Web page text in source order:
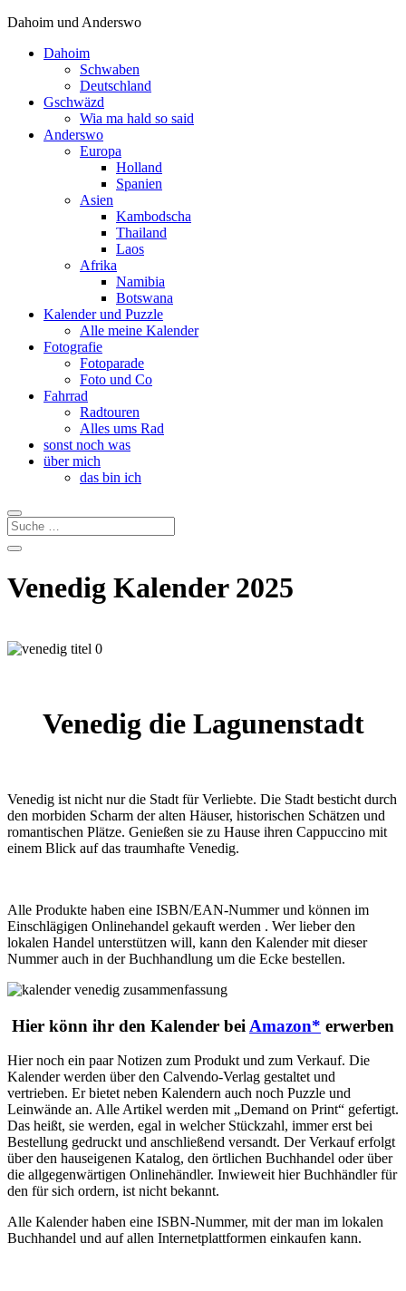
Dahoim und Anderswo
Dahoim
Schwaben
Deutschland
Gschwäzd
Wia ma hald so said
Anderswo
Europa
Holland
Spanien
Asien
Kambodscha
Thailand
Laos
Afrika
Namibia
Botswana
Kalender und Puzzle
Alle meine Kalender
Fotografie
Fotoparade
Foto und Co
Fahrrad
Radtouren
Alles ums Rad
sonst noch was
über mich
das bin ich
Venedig Kalender 2025
Venedig die Lagunenstadt
Venedig ist nicht nur die Stadt für Verliebte. Die Stadt besticht durch
den morbiden Scharm der alten Häuser, historischen Schätzen und
romantischen Plätze. Genießen sie zu Hause ihren Cappuccino mit
einem Blick auf das traumhafte Venedig.
Alle Produkte haben eine ISBN/EAN-Nummer und können im
Einschlägigen Onlinehandel gekauft werden . Wer lieber den
lokalen Handel unterstützen will, kann den Kalender mit dieser
Nummer auch in der Buchhandlung um die Ecke bestellen.
Hier könn ihr den Kalender bei Amazon* erwerben
Hier noch ein paar Notizen zum Produkt und zum Verkauf. Die
Kalender werden über den Calvendo-Verlag gestaltet und
vertrieben. Er bietet neben Kalendern auch noch Puzzle und
Leinwände an. Alle Artikel werden mit „Demand on Print“ gefertigt.
Das heißt, sie werden, egal in welcher Stückzahl, immer erst bei
Bestellung gedruckt und anschließend versandt. Der Verkauf erfolgt
über den hauseigenen Katalog, den örtlichen Buchhandel oder über
die allgegenwärtigen Onlinehändler. Inwieweit hier Buchhändler für
den für sich ordern, ist nicht bekannt.
Alle Kalender haben eine ISBN-Nummer, mit der man im lokalen
Buchhandel und auf allen Internetplattformen einkaufen kann.